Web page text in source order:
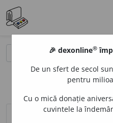
definiții (1) pronunțievolume_up
🎉 dexonline®
De un sfert de secol
pentru
Cu o mică donație
cuvintele la